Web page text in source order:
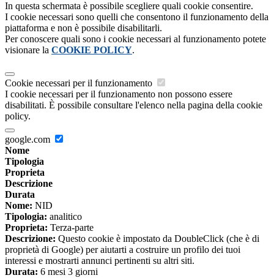
In questa schermata è possibile scegliere quali cookie consentire.
I cookie necessari sono quelli che consentono il funzionamento della
piattaforma e non è possibile disabilitarli.
Per conoscere quali sono i cookie necessari al funzionamento potete
visionare la COOKIE POLICY.
Cookie necessari per il funzionamento
I cookie necessari per il funzionamento non possono essere
disabilitati. È possibile consultare l'elenco nella pagina della cookie
policy.
google.com
Nome
Tipologia
Proprieta
Descrizione
Durata
Nome: NID
Tipologia: analitico
Proprieta: Terza-parte
Descrizione: Questo cookie è impostato da DoubleClick (che è di
proprietà di Google) per aiutarti a costruire un profilo dei tuoi
interessi e mostrarti annunci pertinenti su altri siti.
Durata: 6 mesi 3 giorni